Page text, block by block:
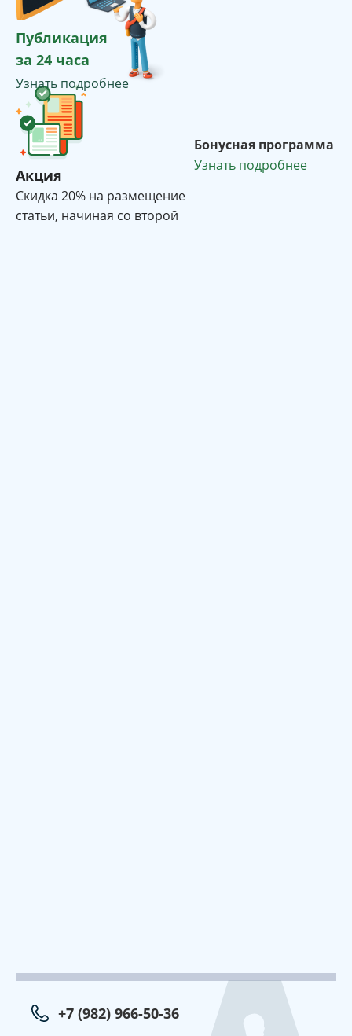
Публикация
за 24 часа
Узнать подробнее
Акция
Cкидка 20% на размещение
статьи, начиная со второй
Бонусная программа
Узнать подробнее
+7 (982) 966-50-36